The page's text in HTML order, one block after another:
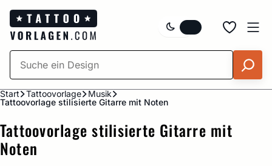
Zum
Inhalt
springen
Start Tattoovorlage
Musik
Tattoovorlage stilisierte Gitarre mit Noten
Tattoovorlage stilisierte Gitarre mit
Noten